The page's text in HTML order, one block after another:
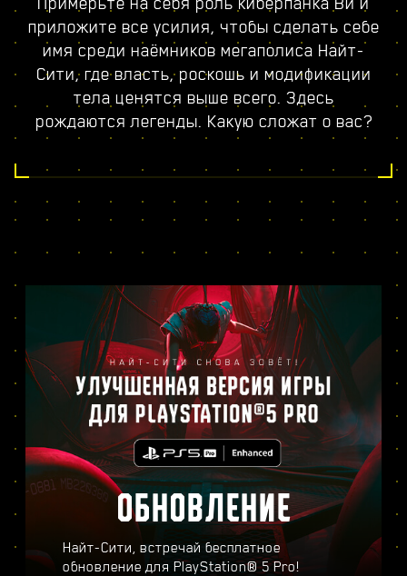
приложите все усилия, чтобы сделать себе
имя среди наёмников мегаполиса Найт-
Сити, где власть, роскошь и модификации
тела ценятся выше всего. Здесь
рождаются легенды. Какую сложат о вас?
ОБНОВЛЕНИЕ
Найт-Сити, встречай бесплатное
обновление для PlayStation® 5 Pro!